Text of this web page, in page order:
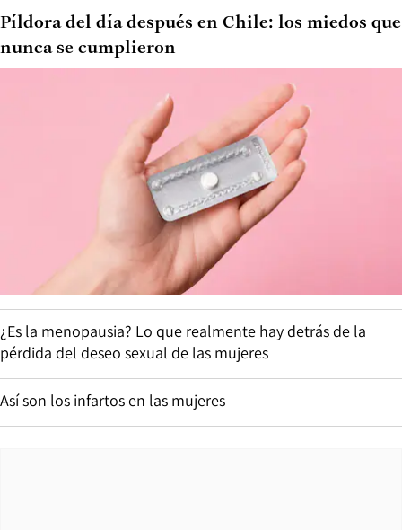
Píldora del día después en Chile: los miedos que
nunca se cumplieron
¿Es la menopausia? Lo que realmente hay detrás de la
pérdida del deseo sexual de las mujeres
Así son los infartos en las mujeres